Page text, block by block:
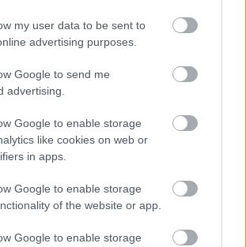
my user data to be sent to
advertising purposes.
Google to send me
advertising.
Google to enable storage
like cookies on web or
in apps.
Google to enable storage
of the website or app.
Google to enable storage